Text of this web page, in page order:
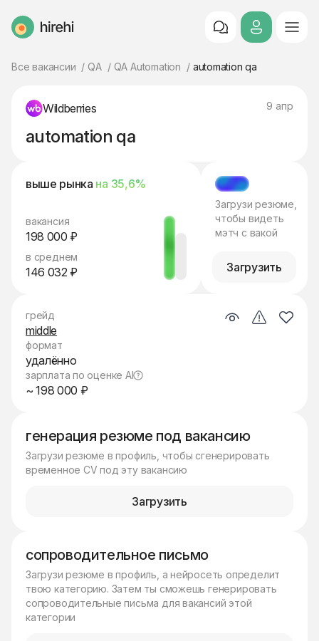
HireHi
Все вакансии QA QA Automation automation qa
Wildberries 9 апр
automation qa
выше рынка на 35,6%
вакансия
198 000 ₽
в среднем
146 032 ₽
МЭТЧ
Загрузи резюме,
чтобы видеть
мэтч с вакой
Загрузить
генерация резюме под вакансию
Загрузи резюме в профиль, чтобы сгенерировать
временное CV под эту вакансию
Загрузить
сопроводительное письмо
Загрузи резюме в профиль, а нейросеть определит
твою категорию. Затем ты сможешь генерировать
сопроводительные письма для вакансий этой
категории
грейд
middle
формат
удалённо
зарплата по оценке AI
~ 198 000 ₽